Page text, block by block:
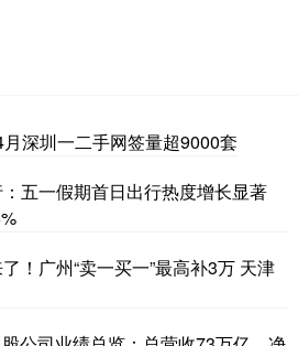
深圳一二手网签量超9000套
五一假期首日出行热度增长显著
！广州“卖一买一”最高补3万 天津